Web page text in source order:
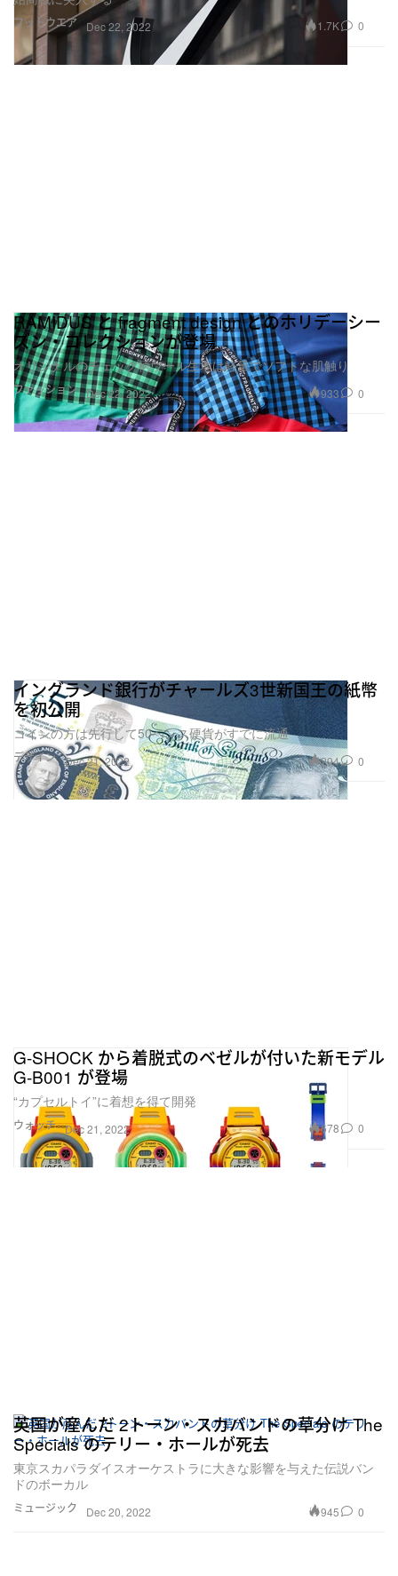
フットウエア Dec 22, 2022 1.7K 0
ファッション
RAMIDUS と fragment design とのホリデーシー
ズン・コレクションが登場
オリジナルのチェック柄ウール生地は軽量でソフトな肌触り
Dec 22, 2022 933 0
デザイン
イングランド銀行がチャールズ3世新国王の紙幣
を初公開
コインの方は先行して50ペンス硬貨がすでに流通
Dec 21, 2022 294 0
ウォッチ
G-SHOCK から着脱式のベゼルが付いた新モデル
G-B001 が登場
“カプセルトイ”に着想を得て開発
Dec 21, 2022 678 0
ミュージック
英国が産んだ 2トーン・スカバンドの草分け The
Specials のテリー・ホールが死去
東京スカパラダイスオーケストラに大きな影響を与えた伝説バン
ドのボーカル
Dec 20, 2022 945 0